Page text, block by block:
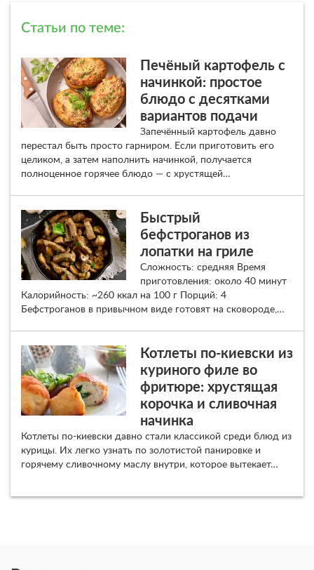
Статьи по теме:
Печёный картофель с
начинкой: простое
блюдо с десятками
вариантов подачи
Запечённый картофель давно
перестал быть просто гарниром. Если приготовить его
целиком, а затем наполнить начинкой, получается
полноценное горячее блюдо — с хрустящей…
Быстрый
бефстроганов из
лопатки на гриле
Сложность: средняя Время
приготовления: около 40 минут
Калорийность: ~260 ккал на 100 г Порций: 4
Бефстроганов в привычном виде готовят на сковороде,…
Котлеты по-киевски из
куриного филе во
фритюре: хрустящая
корочка и сливочная
начинка
Котлеты по-киевски давно стали классикой среди блюд из
курицы. Их легко узнать по золотистой панировке и
горячему сливочному маслу внутри, которое вытекает…